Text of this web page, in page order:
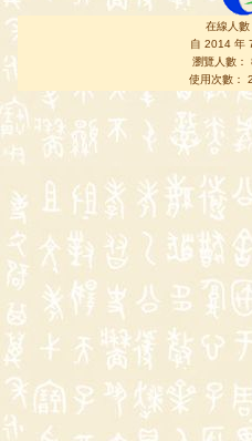
在線人
自 2014 年
瀏覽人數：
使用次數：